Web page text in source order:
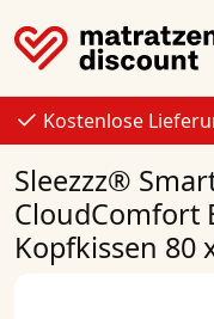
Kostenlose
Sleezzz®
CloudComfort
Kopfkissen 80